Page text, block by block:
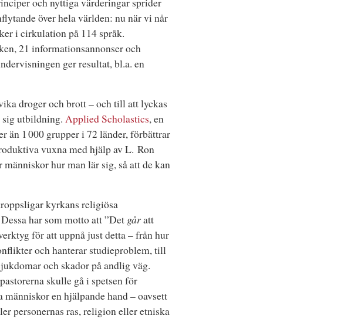
över hela världen: nu när vi når
i cirkulation på 114 språk.
21 informationsannonser och
ger resultat, bl.a. en
droger och brott – och till att lyckas
utbildning. Applied Scholastics, en
än 1 000 grupper i 72 länder, förbättrar
vuxna med hjälp av L. Ron
hur man lär sig, så att de kan
kyrkans religiösa
har som motto att ”Det gåratt
för att uppnå just detta – från hur
och hanterar studieproblem, till
och skador på andlig väg.
skulle gå i spetsen för
en hjälpande hand – oavsett
personernas ras, religion eller etniska